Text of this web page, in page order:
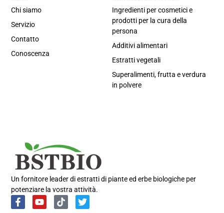
Un fornitore leader di estratti di piante ed erbe biologiche per
potenziare la vostra attività.
Ingredienti per cosmetici e
prodotti per la cura della
persona
Additivi alimentari
Estratti vegetali
Superalimenti, frutta e verdura
in polvere
Chi siamo
Servizio
Contatto
Conoscenza
German
Japanese
Korean
Russian
Spanish